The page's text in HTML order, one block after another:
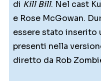
di Kill Bill. Nel cast
e Rose McGowan.
essere stato inserito
presenti nella
diretto da Rob